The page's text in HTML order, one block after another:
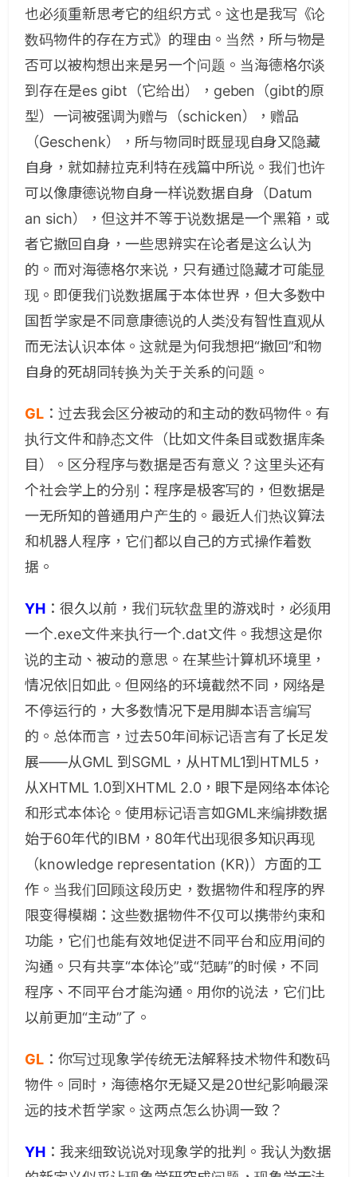
也必须重新思考它的组织方式。这也是我写《论
数码物件的存在方式》的理由。当然，所与物是
否可以被构想出来是另一个问题。当海德格尔谈
到存在是es gibt（它给出），geben（gibt的原
型）一词被强调为赠与（schicken），赠品
（Geschenk），所与物同时既显现自身又隐藏
自身，就如赫拉克利特在残篇中所说。我们也许
可以像康德说物自身一样说数据自身（Datum
an sich），但这并不等于说数据是一个黑箱，或
者它撤回自身，一些思辨实在论者是这么认为
的。而对海德格尔来说，只有通过隐藏才可能显
现。即便我们说数据属于本体世界，但大多数中
国哲学家是不同意康德说的人类没有智性直观从
而无法认识本体。这就是为何我想把“撤回”和物
自身的死胡同转换为关于关系的问题。
GL ：过去我会区分被动的和主动的数码物件。有
执行文件和静态文件（比如文件条目或数据库条
目）。区分程序与数据是否有意义？这里头还有
个社会学上的分别：程序是极客写的，但数据是
一无所知的普通用户产生的。最近人们热议算法
和机器人程序，它们都以自己的方式操作着数
据。
YH ：很久以前，我们玩软盘里的游戏时，必须用
一个.exe文件来执行一个.dat文件。我想这是你
说的主动、被动的意思。在某些计算机环境里，
情况依旧如此。但网络的环境截然不同，网络是
不停运行的，大多数情况下是用脚本语言编写
的。总体而言，过去50年间标记语言有了长足发
展——从GML 到SGML，从HTML1到HTML5，
从XHTML 1.0到XHTML 2.0，眼下是网络本体论
和形式本体论。使用标记语言如GML来编排数据
始于60年代的IBM，80年代出现很多知识再现
（knowledge representation (KR)）方面的工
作。当我们回顾这段历史，数据物件和程序的界
限变得模糊：这些数据物件不仅可以携带约束和
功能，它们也能有效地促进不同平台和应用间的
沟通。只有共享“本体论”或“范畴”的时候，不同
程序、不同平台才能沟通。用你的说法，它们比
以前更加“主动”了。
GL ：你写过现象学传统无法解释技术物件和数码
物件。同时，海德格尔无疑又是20世纪影响最深
远的技术哲学家。这两点怎么协调一致？
YH ：我来细致说说对现象学的批判。我认为数据